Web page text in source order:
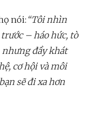
nói: “Tôi nhìn
– háo hức, tò
nhưng đầy khát
cơ hội và môi
sẽ đi xa hơn